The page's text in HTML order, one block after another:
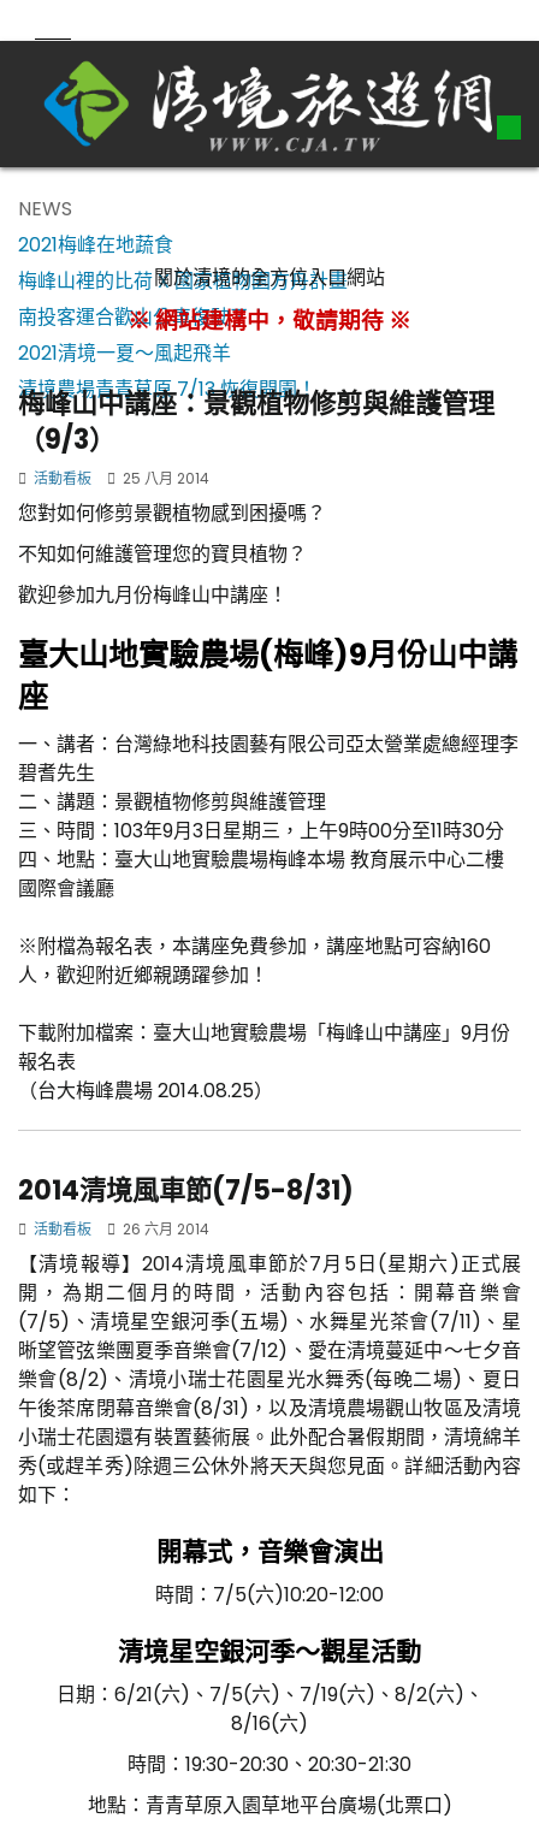
NEWS
2021梅峰在地蔬食
梅峰山裡的比荷 X 國家植物園方舟計畫
南投客運合歡山公車復駛了！
2021清境一夏～風起飛羊
清境農場青青草原 7/13 恢復開園！
關於清境的全方位入口網站
※ 網站建構中，敬請期待 ※
梅峰山中講座：景觀植物修剪與維護管理
（9/3）
活動看板 25 八月 2014
您對如何修剪景觀植物感到困擾嗎？
不知如何維護管理您的寶貝植物？
歡迎參加九月份梅峰山中講座！
臺大山地實驗農場(梅峰)9月份山中講
座
一、講者：台灣綠地科技園藝有限公司亞太營業處總經理李
碧耆先生
二、講題：景觀植物修剪與維護管理
三、時間：103年9月3日星期三，上午9時00分至11時30分
四、地點：臺大山地實驗農場梅峰本場 教育展示中心二樓
國際會議廳
※附檔為報名表，本講座免費參加，講座地點可容納160
人，歡迎附近鄉親踴躍參加！
下載附加檔案：臺大山地實驗農場「梅峰山中講座」9月份
報名表
（台大梅峰農場 2014.08.25）
2014清境風車節(7/5-8/31)
活動看板 26 六月 2014
【清境報導】2014清境風車節於7月5日(星期六)正式展
開，為期二個月的時間，活動內容包括：開幕音樂會
(7/5)、清境星空銀河季(五場)、水舞星光茶會(7/11)、星
晰望管弦樂團夏季音樂會(7/12)、愛在清境蔓延中～七夕音
樂會(8/2)、清境小瑞士花園星光水舞秀(每晚二場)、夏日
午後茶席閉幕音樂會(8/31)，以及清境農場觀山牧區及清境
小瑞士花園還有裝置藝術展。此外配合暑假期間，清境綿羊
秀(或趕羊秀)除週三公休外將天天與您見面。詳細活動內容
如下：
開幕式，音樂會演出
時間：7/5(六)10:20-12:00
清境星空銀河季～觀星活動
日期：6/21(六)、7/5(六)、7/19(六)、8/2(六)、
8/16(六)
時間：19:30-20:30、20:30-21:30
地點：青青草原入園草地平台廣場(北票口)